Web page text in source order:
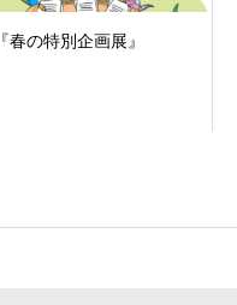
『春の特別企画展』